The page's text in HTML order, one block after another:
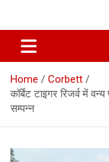
Corbett
Home
Corbett
कॉर्बेट टाइगर रिजर्व में
सम्पन्न